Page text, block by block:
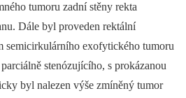
tumoru zadní stěny rekta
Dále byl proveden rektální
semicirkulárního exofytického tumoru
stenózujícího, s prokázanou
byl nalezen výše zmíněný tumor